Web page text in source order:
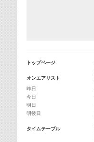
トップページ
オンエアリスト
昨日
今日
明日
明後日
タイムテーブル